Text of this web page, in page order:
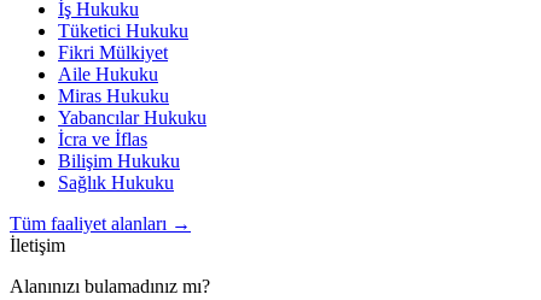
İş Hukuku
Tüketici Hukuku
Fikri Mülkiyet
Aile Hukuku
Miras Hukuku
Yabancılar Hukuku
İcra ve İflas
Bilişim Hukuku
Sağlık Hukuku
Tüm faaliyet alanları →
İletişim
Alanınızı bulamadınız mı?